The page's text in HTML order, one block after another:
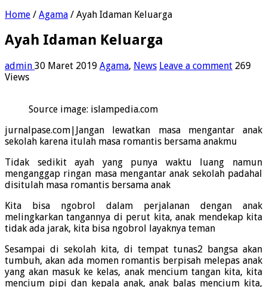
Home / Agama / Ayah Idaman Keluarga
Ayah Idaman Keluarga
admin 30 Maret 2019 Agama, News Leave a comment 269
Views
Source image: islampedia.com
jurnalpase.com|Jangan lewatkan masa mengantar anak
sekolah karena itulah masa romantis bersama anakmu
Tidak sedikit ayah yang punya waktu luang namun
menganggap ringan masa mengantar anak sekolah padahal
disitulah masa romantis bersama anak
Kita bisa ngobrol dalam perjalanan dengan anak
melingkarkan tangannya di perut kita, anak mendekap kita
tidak ada jarak, kita bisa ngobrol layaknya teman
Sesampai di sekolah kita, di tempat tunas2 bangsa akan
tumbuh, akan ada momen romantis berpisah melepas anak
yang akan masuk ke kelas, anak mencium tangan kita, kita
mencium pipi dan kepala anak, anak balas mencium kita,